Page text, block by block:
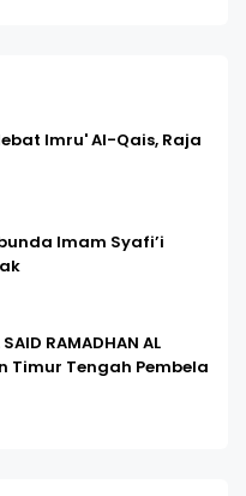
Imru' Al-Qais, Raja
Imam Syafi’i
SAID RAMADHAN AL
Timur Tengah Pembela